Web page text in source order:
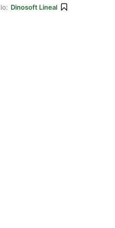
Dinosoft Lineal